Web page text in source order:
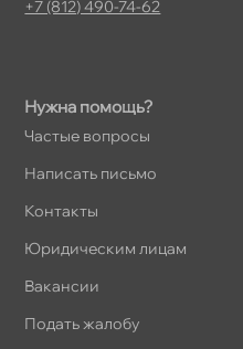
Нужна помощь?
Частые вопросы
Написать письмо
Контакты
Юридическим лицам
акансии
Подать жалобу
+7 (812) 490-74-62